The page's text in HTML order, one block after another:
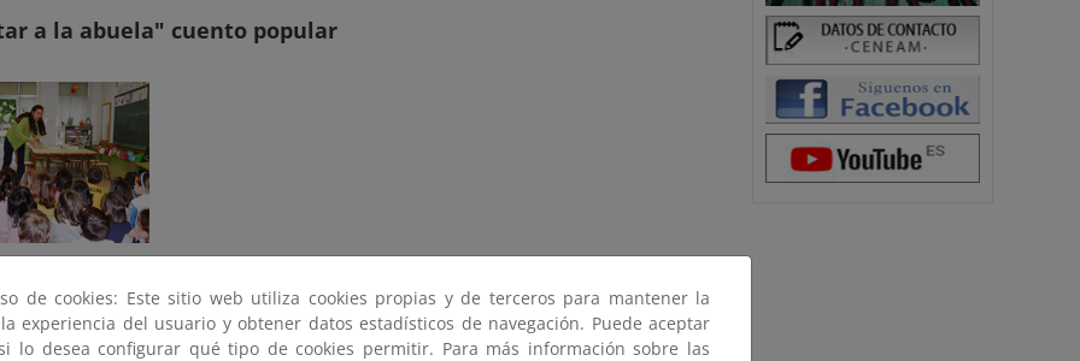
a la abuela" cuento popular
abuelos y se hace un repaso a algunos de los animales que la habitan y se repiten los
emiten. También trata de cómo hay que cuidar con ternura a los abuelos.
de cookies: Este sitio web utiliza cookies propias y de terceros para mantener la
experiencia del usuario y obtener datos estadísticos de navegación. Puede aceptar
lo desea configurar qué tipo de cookies permitir. Para más información sobre las